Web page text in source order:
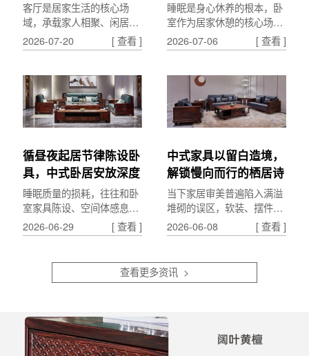
客厅是居家生活的核心场
域，承载家人相聚、闲居休
憩、待客雅聚的诸多日常。
中式客厅的营造，以雅致家
间...
2026-07-20 [ 查看 ]
睡眠是身心休养的根本，卧
室作为居家休憩的核心场
景，空间氛围与器物陈设，
直接影响日常睡眠质量与身
2026-07-06 [ 查看 ]
循昼夜起居节律陈设卧
具，中式卧居安放深度
安眠
睡眠质量的损耗，往往和卧
室家具陈设、空间体感息息
相关。中式卧居设计依托昼
夜阴阳节律，通过卧具形
2026-06-29 [ 查看 ]
中式家具以留白造境，
解锁慢向而行的栖居诗
意
当下家居审美普遍陷入满溢
堆砌的误区，软装、摆件层
层叠加，空间美感被冗余元
素吞噬。中式茶家具的核心
白。...
2026-06-08 [ 查看 ]
查看更多资讯 >